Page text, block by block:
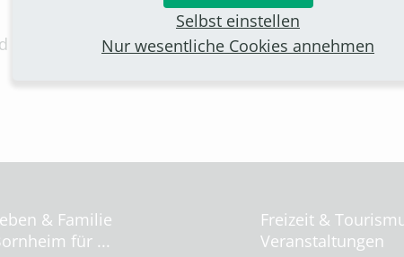
22 Uhr ausgestrahlt und ist über Radio Bonn/
& Familie
für ...
Freizeit &
Veranstaltungen
Selbst einstellen
Nur wesentliche Cookies annehmen